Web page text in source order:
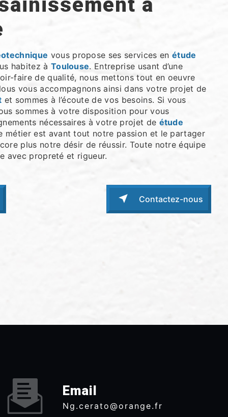
vous propose ses services en étude
habitez à Toulouse. Entreprise usant d’une
faire de qualité, nous mettons tout en oeuvre
vous accompagnons ainsi dans votre projet de
et sommes à l’écoute de vos besoins. Si vous
sommes à votre disposition pour vous
nécessaires à votre projet de étude
métier est avant tout notre passion et le partager
plus notre désir de réussir. Toute notre équipe
avec propreté et rigueur.
Contactez-nous
Email
ng.cerato@orange.fr